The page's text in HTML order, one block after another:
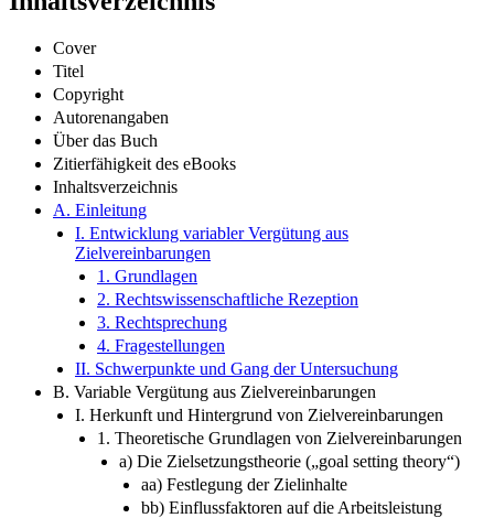
Cover
Titel
Copyright
Autorenangaben
Über das Buch
Zitierfähigkeit des eBooks
Inhaltsverzeichnis
A. Einleitung
I. Entwicklung variabler Vergütung aus
Zielvereinbarungen
1. Grundlagen
2. Rechtswissenschaftliche Rezeption
3. Rechtsprechung
4. Fragestellungen
II. Schwerpunkte und Gang der Untersuchung
B. Variable Vergütung aus Zielvereinbarungen
I. Herkunft und Hintergrund von Zielvereinbarungen
1. Theoretische Grundlagen von Zielvereinbarungen
a) Die Zielsetzungstheorie („goal setting theory“)
aa) Festlegung der Zielinhalte
bb) Einflussfaktoren auf die Arbeitsleistung